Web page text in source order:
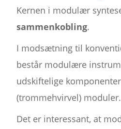
Kernen i modulær
sammenkobling.
I modsætning til
består modulære
udskiftelige
(trommehvirvel) moduler.
Det er interessant, at